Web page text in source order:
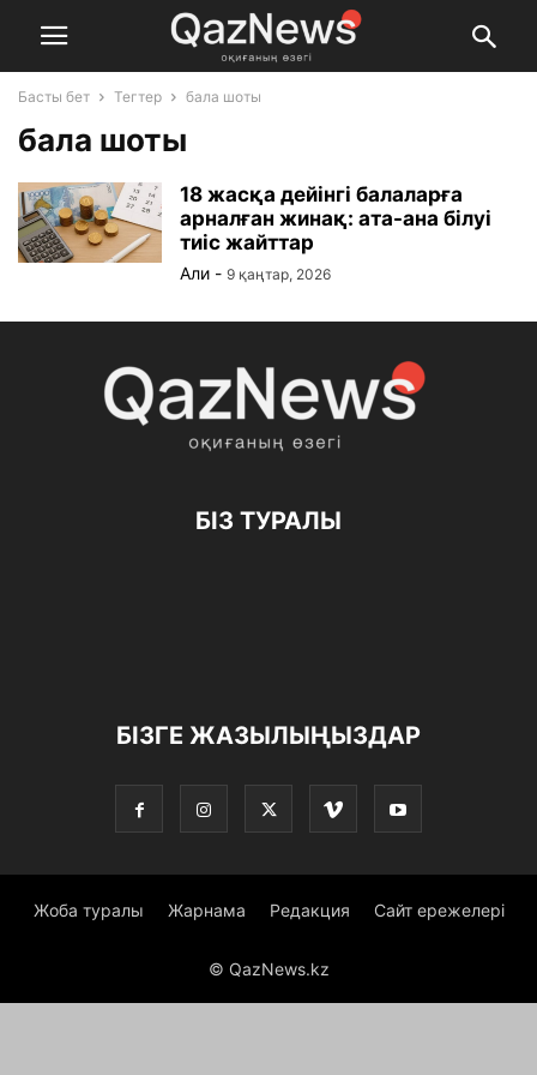
Басты бет Тегтер бала шоты
бала шоты
18 жасқа дейінгі балаларға
арналған жинақ: ата-ана білуі
тиіс жайттар
Али - 9 қаңтар, 2026
БІЗ ТУРАЛЫ
БІЗГЕ ЖАЗЫЛЫҢЫЗДАР
Жоба туралы Жарнама Редакция Сайт ережелері
© QazNews.kz